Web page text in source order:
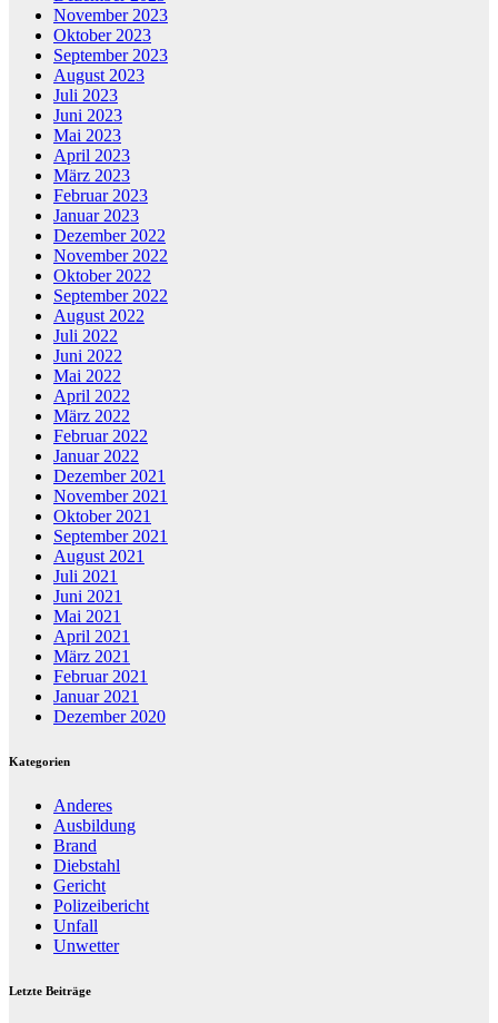
November 2023
Oktober 2023
September 2023
August 2023
Juli 2023
Juni 2023
Mai 2023
April 2023
März 2023
Februar 2023
Januar 2023
Dezember 2022
November 2022
Oktober 2022
September 2022
August 2022
Juli 2022
Juni 2022
Mai 2022
April 2022
März 2022
Februar 2022
Januar 2022
Dezember 2021
November 2021
Oktober 2021
September 2021
August 2021
Juli 2021
Juni 2021
Mai 2021
April 2021
März 2021
Februar 2021
Januar 2021
Dezember 2020
Kategorien
Anderes
Ausbildung
Brand
Diebstahl
Gericht
Polizeibericht
Unfall
Unwetter
Letzte Beiträge